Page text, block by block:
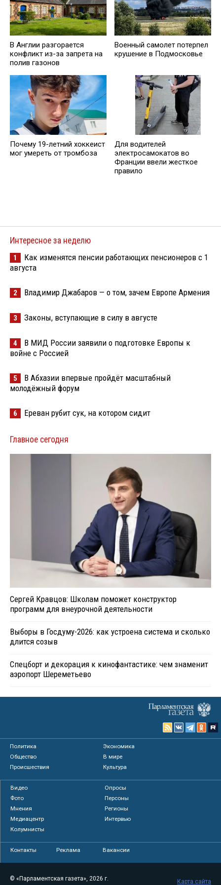
В Англии разгорается
конфликт из-за запрета на
полив газонов
Военный самолет потерпел
крушение в Подмосковье
Почему 19-летний хоккеист
мог умереть от тромбоза
Для водителей
электросамокатов во
Франции ввели жесткое
правило
Интересное за неделю
1
Как изменятся пенсии работающих пенсионеров с 1
августа
2 Владимир Джабаров — о том, зачем Европе Армения
3 Законы, вступающие в силу в августе
4
В МИД России заявили о подготовке Европы к
войне с Россией
5
В Абхазии впервые пройдёт масштабный
молодёжный форум
6 Ереван рубит сук, на котором сидит
Главное сегодня
Сергей Кравцов: Школам поможет конструктор
программ для внеурочной деятельности
Выборы в Госдуму-2026: как устроена система и сколько
длится созыв
Спецборт и декорация к кинофантастике: чем знаменит
аэропорт Шереметьево
Политика
Экономика
Общество
В мире
Происшествия
Культура
Видео
Опросы
Фото
Персоны
Мнения
Регионы
Медиацентр
Интервью
Колумнисты
Контакты Реклама Вакансии
© «Парламентская газета», 2026 г.
Карта сайта